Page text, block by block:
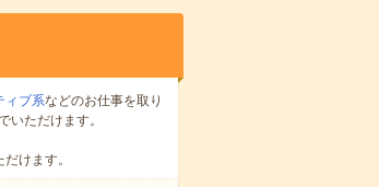
ィブ系などのお仕事を取り
いただけます。
けます。